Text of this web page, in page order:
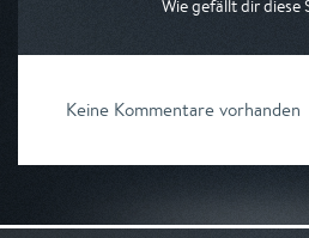
Wie gefällt dir diese
Keine Kommentare vorhanden